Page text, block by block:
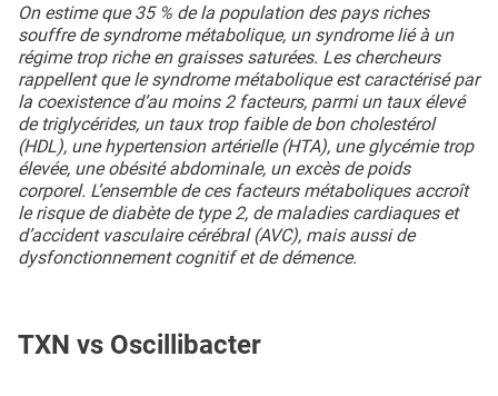
On estime que 35 % de la population des pays riches
souffre de syndrome métabolique, un syndrome lié à un
régime trop riche en graisses saturées. Les chercheurs
rappellent que le syndrome métabolique est caractérisé par
la coexistence d’au moins 2 facteurs, parmi un taux élevé
de triglycérides, un taux trop faible de bon cholestérol
(HDL), une hypertension artérielle (HTA), une glycémie trop
élevée, une obésité abdominale, un excès de poids
corporel. L’ensemble de ces facteurs métaboliques accroît
le risque de diabète de type 2, de maladies cardiaques et
d’accident vasculaire cérébral (AVC), mais aussi de
dysfonctionnement cognitif et de démence.
TXN vs Oscillibacter